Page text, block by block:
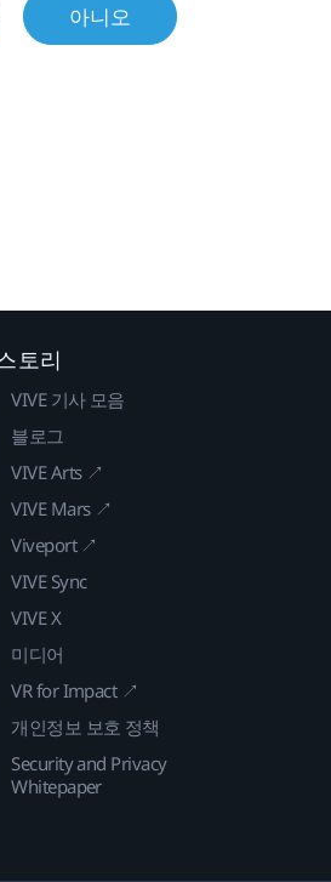
아니오
토리
VIVE 기사 모음
블로그
VIVE Arts ↗
VIVE Mars ↗
Viveport ↗
VIVE Sync
VIVE X
미디어
VR for Impact ↗
개인정보 보호 정책
Security and Privacy
Whitepaper